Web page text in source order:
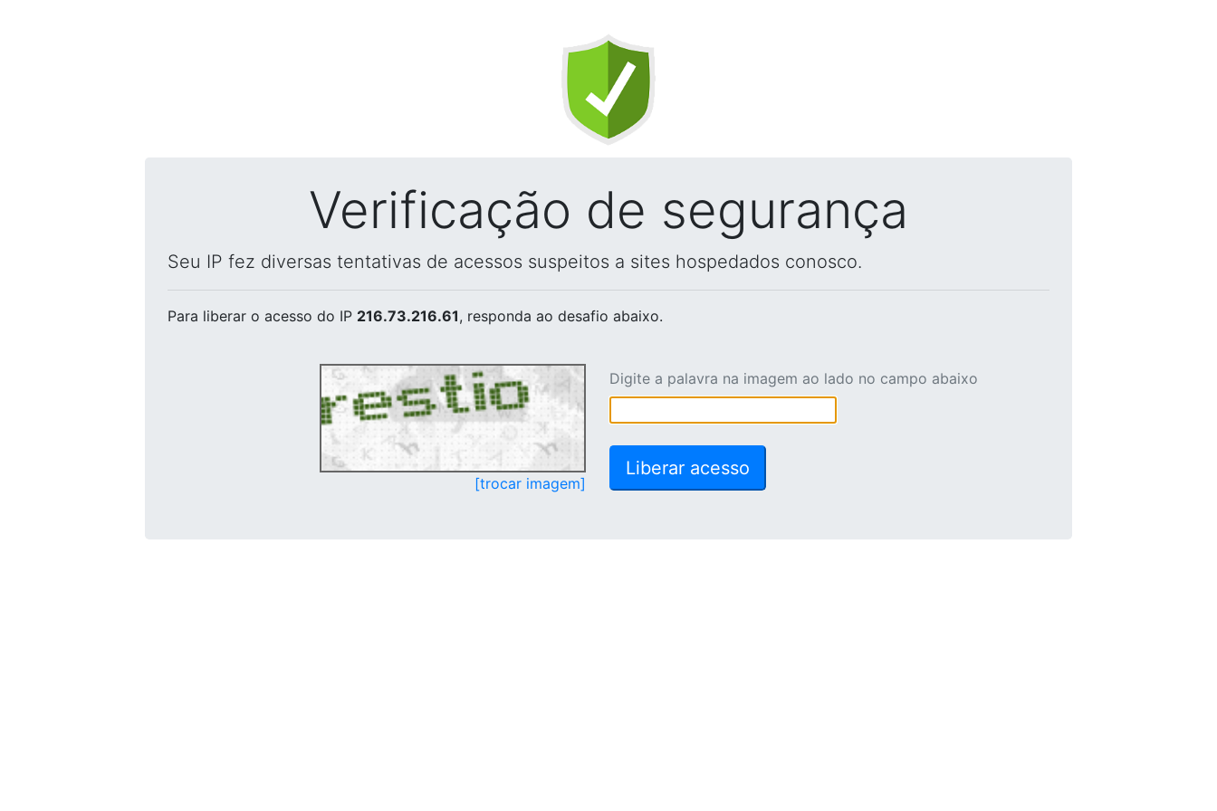
Verificação de segurança
Seu IP fez diversas tentativas de acessos suspeitos a sites hospedados conosco.
Para liberar o acesso do IP 216.73.216.61, responda ao desafio abaixo.
[trocar imagem]
Digite a palavra na imagem ao lado no campo abaixo